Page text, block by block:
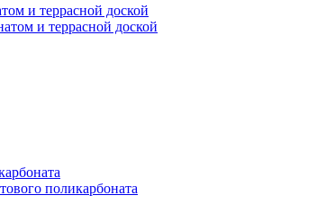
и террасной доской
и террасной доской
поликарбоната